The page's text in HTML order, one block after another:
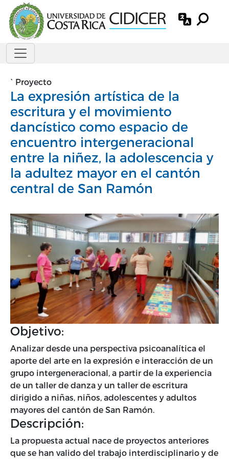
Pasar al contenido principal
` Proyecto
La expresión artística de la
escritura y el movimiento
dancístico como espacio de
encuentro intergeneracional
entre la niñez, la adolescencia y
la adultez mayor en el cantón
central de San Ramón
Objetivo:
Analizar desde una perspectiva psicoanalítica el
aporte del arte en la expresión e interacción de un
grupo intergeneracional, a partir de la experiencia
de un taller de danza y un taller de escritura
dirigido a niñas, niños, adolescentes y adultos
mayores del cantón de San Ramón.
Descripción:
La propuesta actual nace de proyectos anteriores
que se han valido del trabajo interdisciplinario y de